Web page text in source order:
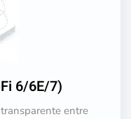
6/6E/7)
entre